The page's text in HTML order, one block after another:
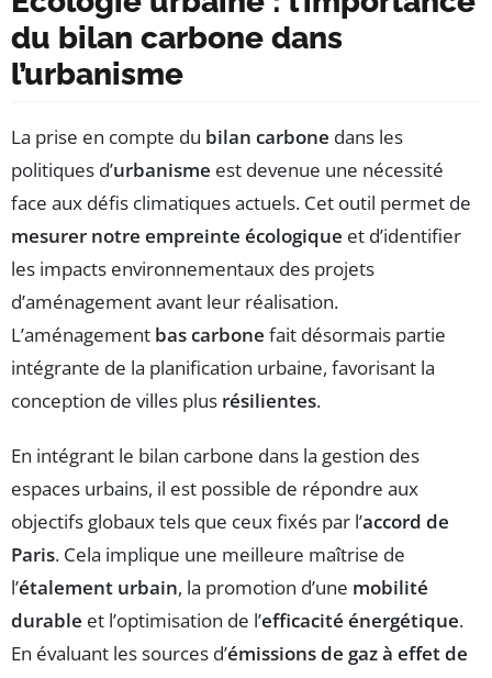
du bilan carbone dans
l’urbanisme
La prise en compte du bilan carbone dans les
politiques d’urbanisme est devenue une nécessité
face aux défis climatiques actuels. Cet outil permet de
mesurer notre empreinte écologique et d’identifier
les impacts environnementaux des projets
d’aménagement avant leur réalisation.
L’aménagement bas carbone fait désormais partie
intégrante de la planification urbaine, favorisant la
conception de villes plus résilientes.
En intégrant le bilan carbone dans la gestion des
espaces urbains, il est possible de répondre aux
objectifs globaux tels que ceux fixés par l’accord de
Paris. Cela implique une meilleure maîtrise de
l’étalement urbain, la promotion d’une mobilité
durable et l’optimisation de l’efficacité énergétique.
En évaluant les sources d’émissions de gaz à effet de